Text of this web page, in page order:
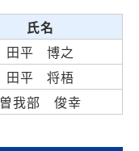
氏名
田平 博之
田平 将梧
曽我部 俊幸